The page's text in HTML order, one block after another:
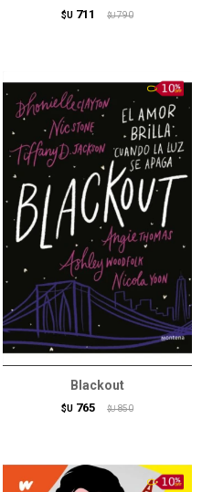
$U 711 $U 790
Blackout
$U 765 $U 850